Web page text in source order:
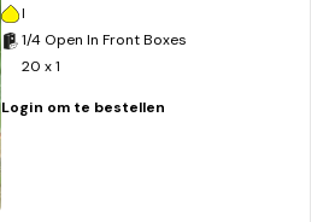
I
1/4 Open In Front Boxes
20 x 1
Login om te bestellen